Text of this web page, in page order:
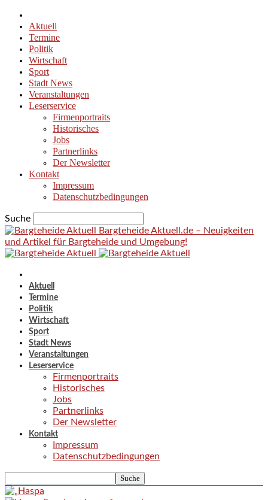
Aktuell
Termine
Politik
Wirtschaft
Sport
Stadt News
Veranstaltungen
Leserservice
Firmenportraits
Historisches
Jobs
Partnerlinks
Der Newsletter
Kontakt
Impressum
Datenschutzbedingungen
Suche
Bargteheide Aktuell.de – Neuigkeiten
und Artikel für Bargteheide und Umgebung!
Aktuell
Termine
Politik
Wirtschaft
Sport
Stadt News
Veranstaltungen
Leserservice
Firmenportraits
Historisches
Jobs
Partnerlinks
Der Newsletter
Kontakt
Impressum
Datenschutzbedingungen